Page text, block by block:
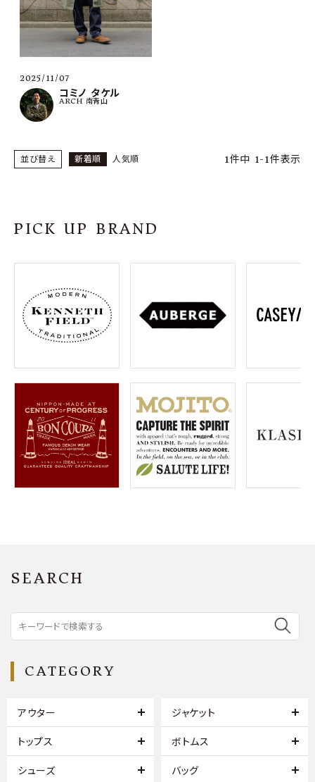
ACCOUNT MENU
ようこそ ゲスト 様
meeting_room ログイン
2025/11/07
コミノ タケル
ARCH 南青山
並び替え 新着順 人気順 1件中 1-1件表示
PICK UP BRAND
SEARCH
CATEGORY
アウター ジャケット
トップス ボトムス
シューズ バッグ